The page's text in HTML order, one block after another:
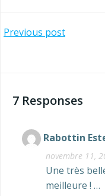
Navigation
l’article
Previous post
de
l’article
7 Responses
Rabottin
novembre 11,
Une très
meilleure ! …